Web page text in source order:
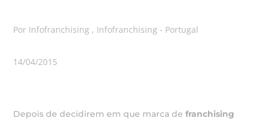
Por Infofranchising , Infofranchising - Portugal
14/04/2015
Depois de decidirem em que marca defranchising